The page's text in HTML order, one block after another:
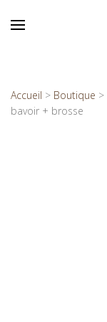
Accueil > Boutique >
bavoir + brosse